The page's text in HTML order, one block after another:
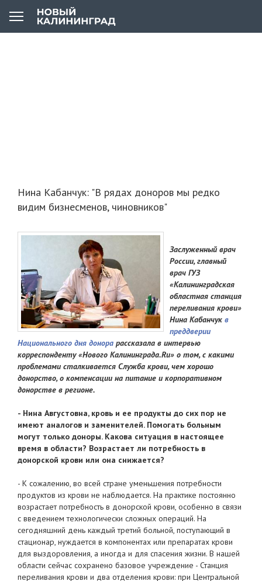
Нина Кабанчук: "В рядах доноров мы редко
видим бизнесменов, чиновников"
Заслуженный врач
России, главный
врач ГУЗ
«Калининградская
областная станция
переливания крови»
Нина Кабанчук в
преддверии
Национального дня донора рассказала в интервью
корреспонденту «Нового Калининграда.Ru» о том, с какими
проблемами сталкивается Служба крови, чем хорошо
донорство, о компенсации на питание и корпоративном
донорстве в регионе.
- Нина Августовна, кровь и ее продукты до сих пор не
имеют аналогов и заменителей. Помогать больным
могут только доноры. Какова ситуация в настоящее
время в области? Возрастает ли потребность в
донорской крови или она снижается?
- К сожалению, во всей стране уменьшения потребности
продуктов из крови не наблюдается. На практике постоянно
возрастает потребность в донорской крови, особенно в связи
с введением технологически сложных операций. На
сегодняшний день каждый третий больной, поступающий в
стационар, нуждается в компонентах или препаратах крови
для выздоровления, а иногда и для спасения жизни. В нашей
области сейчас сохранено базовое учреждение - Станция
переливания крови и два отделения крови: при Центральной